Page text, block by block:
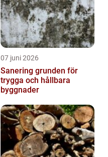
07 juni 2026
Sanering grunden för
trygga och hållbara
byggnader